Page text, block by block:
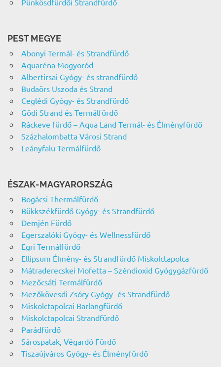
Pünkösdfürdői Strandfürdő
PEST MEGYE
Abonyi Termál- és Strandfürdő
Aquaréna Mogyoród
Albertirsai Gyógy- és strandfürdő
Budaörs Uszoda és Strand
Ceglédi Gyógy- és Strandfürdő
Gödi Strand és Termálfürdő
Ráckeve fürdő – Aqua Land Termál- és Élményfürdő
Százhalombatta Városi Strand
Leányfalu Termálfürdő
ÉSZAK-MAGYARORSZÁG
Bogácsi Thermálfürdő
Bükkszékfürdő Gyógy- és Strandfürdő
Demjén Fürdő
Egerszalóki Gyógy- és Wellnessfürdő
Egri Termálfürdő
Ellipsum Élmény- és Strandfürdő Miskolctapolca
Mátraderecskei Mofetta – Széndioxid Gyógygázfürdő
Mezőcsáti Termálfürdő
Mezőkövesdi Zsóry Gyógy- és Strandfürdő
Miskolctapolcai Barlangfürdő
Miskolctapolcai Strandfürdő
Parádfürdő
Sárospatak, Végardó Fürdő
Tiszaújváros Gyógy- és Élményfürdő